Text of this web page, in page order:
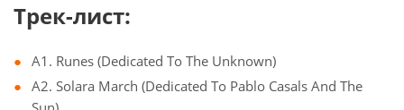
Трек-лист:
A1. Runes (Dedicated To The Unknown)
A2. Solara March (Dedicated To Pablo Casals And The